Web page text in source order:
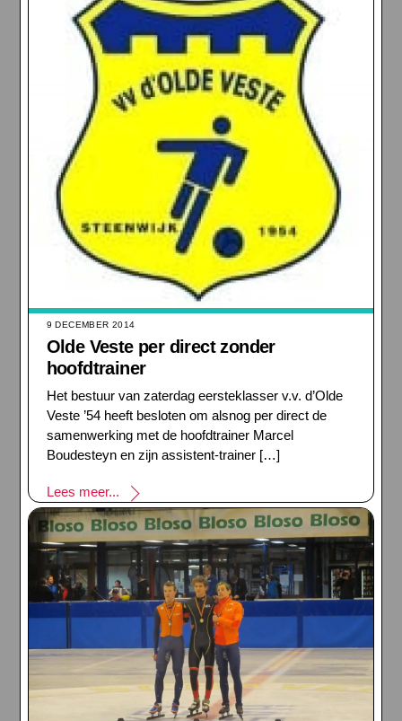
9 DECEMBER 2014
Olde Veste per direct zonder
hoofdtrainer
Het bestuur van zaterdag eersteklasser v.v. d’Olde
Veste ’54 heeft besloten om alsnog per direct de
samenwerking met de hoofdtrainer Marcel
Boudesteyn en zijn assistent-trainer […]
Lees meer...